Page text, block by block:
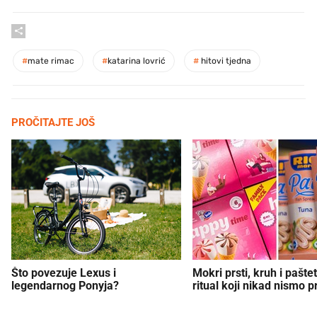
#mate rimac #katarina lovrić # hitovi tjedna
PROČITAJTE JOŠ
Što povezuje Lexus i
legendarnog Ponyja?
Mokri prsti, kruh i
ritual koji nikad nismo